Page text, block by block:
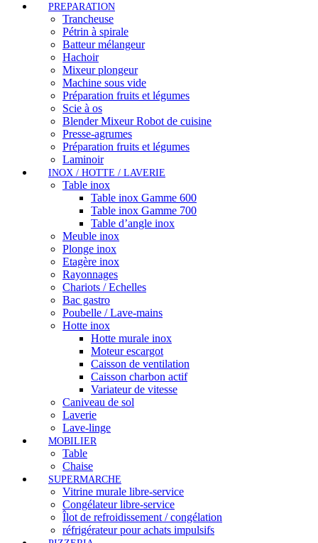
PREPARATION
Trancheuse
Pétrin à spirale
Batteur mélangeur
Hachoir
Mixeur plongeur
Machine sous vide
Préparation fruits et légumes
Scie à os
Blender Mixeur Robot de cuisine
Presse-agrumes
Préparation fruits et légumes
Laminoir
INOX / HOTTE / LAVERIE
Table inox
Table inox Gamme 600
Table inox Gamme 700
Table d’angle inox
Meuble inox
Plonge inox
Etagère inox
Rayonnages
Chariots / Echelles
Bac gastro
Poubelle / Lave-mains
Hotte inox
Hotte murale inox
Moteur escargot
Caisson de ventilation
Caisson charbon actif
Variateur de vitesse
Caniveau de sol
Laverie
Lave-linge
MOBILIER
Table
Chaise
SUPERMARCHE
Vitrine murale libre-service
Congélateur libre-service
Îlot de refroidissement / congélation
réfrigérateur pour achats impulsifs